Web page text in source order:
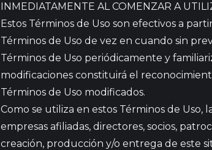
INMEDIATAMENTE AL COMENZAR A
Estos Términos de Uso son efectivos a
Términos de Uso de vez en cuando sin
Términos de Uso periódicamente y
modificaciones constituirá el
Términos de Uso modificados.
Como se utiliza en estos Términos de Uso,
empresas afiliadas, directores, socios,
creación, producción y/o entrega de este